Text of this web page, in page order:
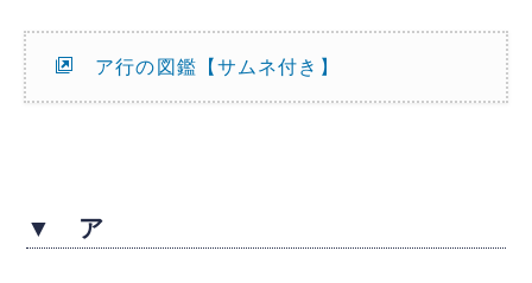
ア行の図鑑【サムネ付き】
▼ ア